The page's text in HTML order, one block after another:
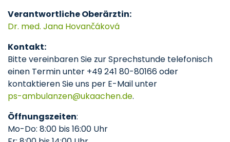
Verantwortliche Oberärztin:
Dr. med. Jana Hovančáková
Kontakt:
Bitte vereinbaren Sie zur Sprechstunde telefonisch
einen Termin unter +49 241 80-80166 oder
kontaktieren Sie uns per E-Mail unter
ps-ambulanzen
ukaachende.
Öffnungszeiten:
Mo-Do: 8:00 bis 16:00 Uhr